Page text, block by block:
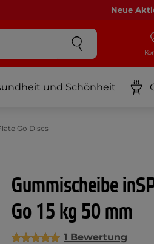
Neue
und Schönheit
Go Discs
Gummischeibe
Go 15 kg 50 mm
1 Bewertung